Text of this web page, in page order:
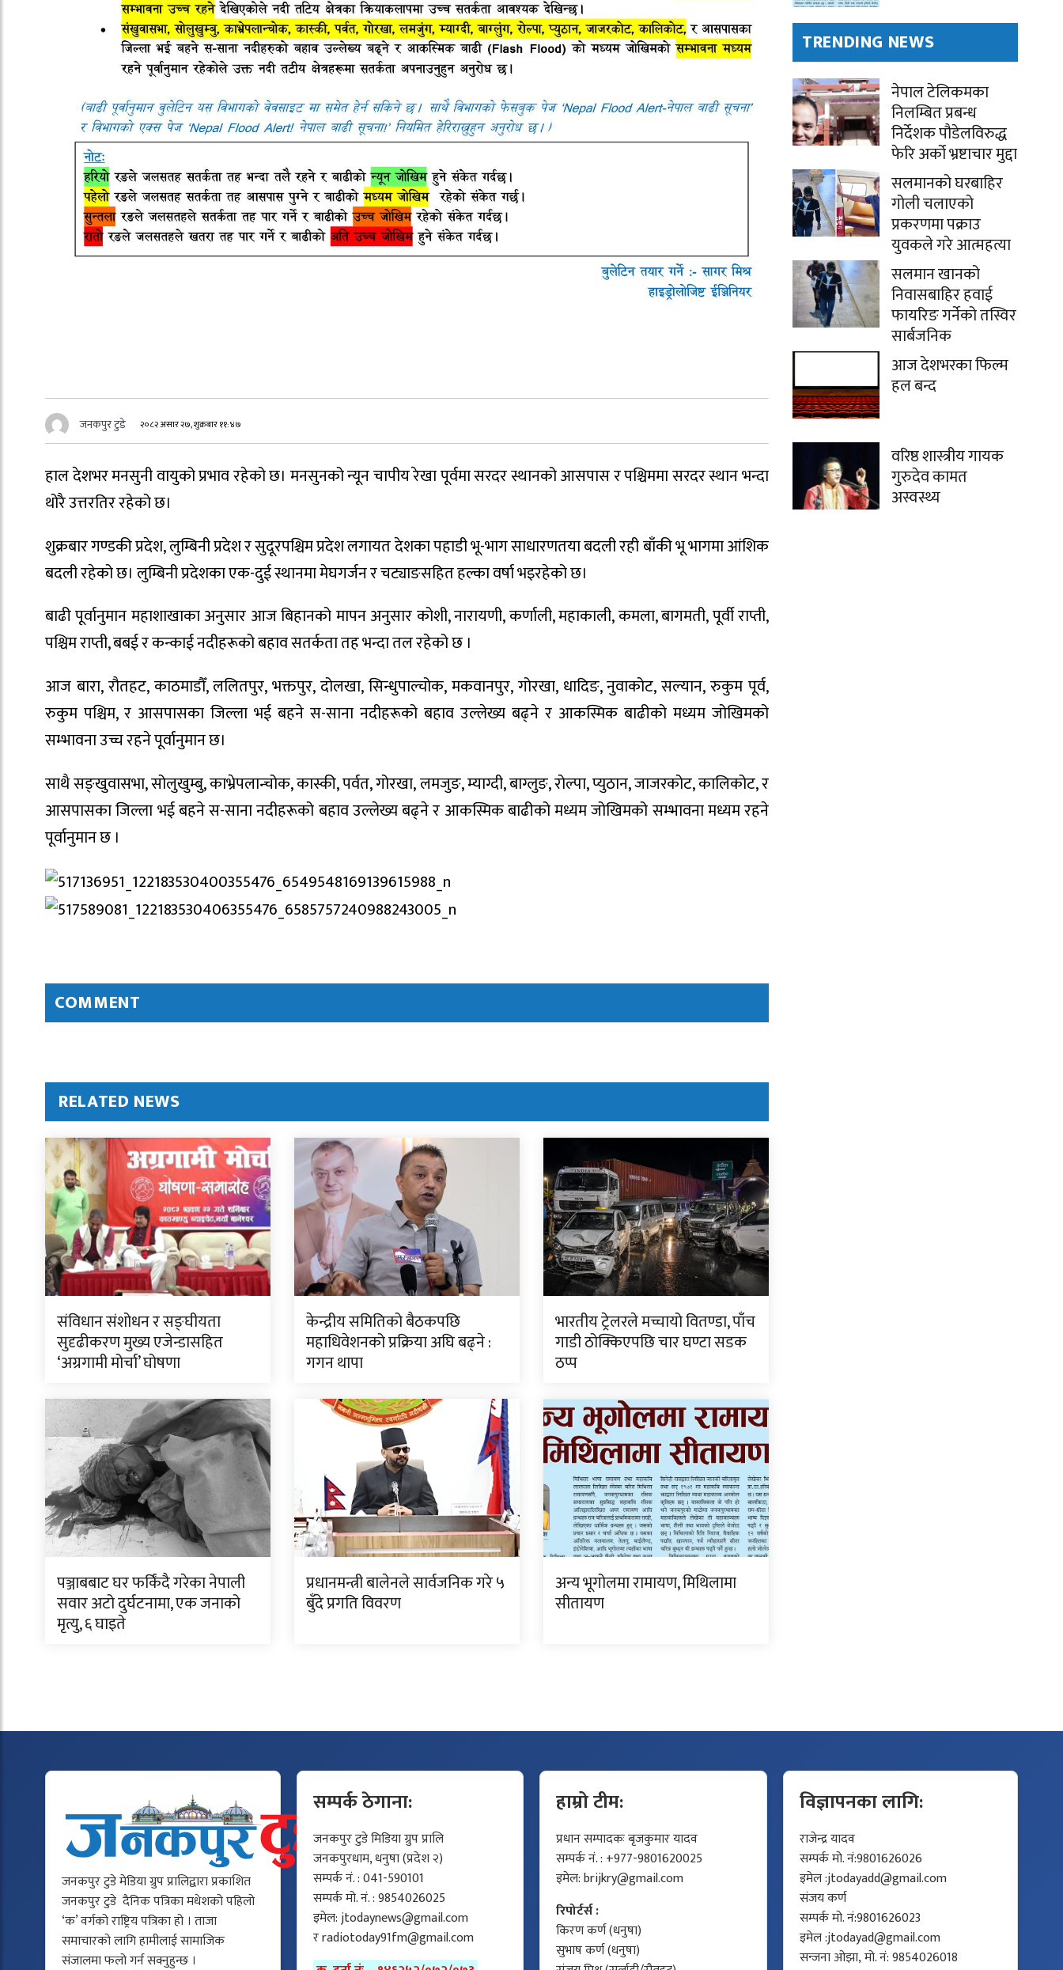
जनकपुर टुडे २०८२ असार २७, शुक्रबार ११:४७
हाल देशभर मनसुनी वायुको प्रभाव रहेको छ। मनसुनको न्यून चापीय रेखा पूर्वमा सरदर स्थानको आसपास र पश्चिममा सरदर स्थान भन्दा
थोरै उत्तरतिर रहेको छ।
शुक्रबार गण्डकी प्रदेश, लुम्बिनी प्रदेश र सुदूरपश्चिम प्रदेश लगायत देशका पहाडी भू-भाग साधारणतया बदली रही बाँकी भू भागमा आंशिक
बदली रहेको छ। लुम्बिनी प्रदेशका एक-दुई स्थानमा मेघगर्जन र चट्याङसहित हल्का वर्षा भइरहेको छ।
बाढी पूर्वानुमान महाशाखाका अनुसार आज बिहानको मापन अनुसार कोशी, नारायणी, कर्णाली, महाकाली, कमला, बागमती, पूर्वी राप्ती,
पश्चिम राप्ती, बबई र कन्काई नदीहरूको बहाव सतर्कता तह भन्दा तल रहेको छ ।
आज बारा, रौतहट, काठमाडौँ, ललितपुर, भक्तपुर, दोलखा, सिन्धुपाल्चोक, मकवानपुर, गोरखा, धादिङ, नुवाकोट, सल्यान, रुकुम पूर्व,
रुकुम पश्चिम, र आसपासका जिल्ला भई बहने स-साना नदीहरूको बहाव उल्लेख्य बढ्ने र आकस्मिक बाढीको मध्यम जोखिमको
सम्भावना उच्च रहने पूर्वानुमान छ।
साथै सङ्खुवासभा, सोलुखुम्बु, काभ्रेपलान्चोक, कास्की, पर्वत, गोरखा, लमजुङ, म्याग्दी, बाग्लुङ, रोल्पा, प्युठान, जाजरकोट, कालिकोट, र
आसपासका जिल्ला भई बहने स-साना नदीहरूको बहाव उल्लेख्य बढ्ने र आकस्मिक बाढीको मध्यम जोखिमको सम्भावना मध्यम रहने
पूर्वानुमान छ ।
COMMENT
RELATED NEWS
संविधान संशोधन र सङ्घीयता
सुदृढीकरण मुख्य एजेन्डासहित
‘अग्रगामी मोर्चा’ घोषणा
केन्द्रीय समितिको बैठकपछि
महाधिवेशनको प्रक्रिया अघि बढ्ने :
गगन थापा
भारतीय ट्रेलरले मच्चायो वितण्डा, पाँच
गाडी ठोक्किएपछि चार घण्टा सडक
ठप्प
पञ्जाबबाट घर फर्किंदै गरेका नेपाली
सवार अटो दुर्घटनामा, एक जनाको
मृत्यु, ६ घाइते
प्रधानमन्त्री बालेनले सार्वजनिक गरे ५
बुँदे प्रगति विवरण
अन्य भूगोलमा रामायण, मिथिलामा
सीतायण
TRENDING NEWS
नेपाल टेलिकमका
निलम्बित प्रबन्ध
निर्देशक पौडेलविरुद्ध
फेरि अर्को भ्रष्टाचार मुद्दा
सलमानको घरबाहिर
गोली चलाएको
प्रकरणमा पक्राउ
युवकले गरे आत्महत्या
सलमान खानको
निवासबाहिर हवाई
फायरिङ गर्नेको तस्विर
सार्बजनिक
आज देशभरका फिल्म
हल बन्द
वरिष्ठ शास्त्रीय गायक
गुरुदेव कामत
अस्वस्थ्य
जनकपुर टुडे मेडिया ग्रुप प्रालिद्वारा प्रकाशित
जनकपुर टुडे दैनिक पत्रिका मधेशको पहिलो
‘क’ वर्गको राष्ट्रिय पत्रिका हो । ताजा
समाचारको लागि हामीलाई सामाजिक
संजालमा फलो गर्न सक्नुहुन्छ ।
सम्पर्क ठेगाना:
जनकपुर टुडे मिडिया ग्रुप प्रालि
जनकपुरधाम, धनुषा (प्रदेश २)
सम्पर्क नं. : 041-590101
सम्पर्क मो. नं. : 9854026025
इमेल:jtodaynews@gmail.com
रradiotoday91fm@gmail.com
हाम्रो टीम:
प्रधान सम्पादकः बृजकुमार यादव
सम्पर्क नं. : +977-9801620025
इमेल:brijkry@gmail.com
रिपोर्टर्स :
किरण कर्ण (धनुषा)
सुभाष कर्ण (धनुषा)
विज्ञापनका लागि:
राजेन्द्र यादव
सम्पर्क मो. नं:9801626026
इमेल :jtodayadd@gmail.com
संजय कर्ण
सम्पर्क मो. नं:9801626023
इमेल :jtodayad@gmail.com
सन्जना ओझा, मो. नं: 9854026018